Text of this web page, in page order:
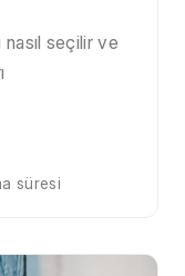
seçilir ve
süresi